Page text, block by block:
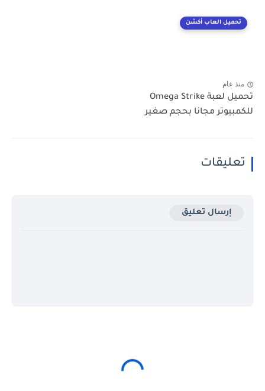
تحميل العاب أكشن
منذ عام
تحميل لعبة Omega Strike
للكمبيوتر مجانا بحجم صغير
تعليقات
إرسال تعليق